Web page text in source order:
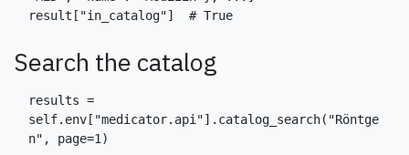
result[ "in_catalog"] # True
Search the catalog
results =
self.env[ "medicator.api"].catalog_search( "Röntge
n" , page=1)